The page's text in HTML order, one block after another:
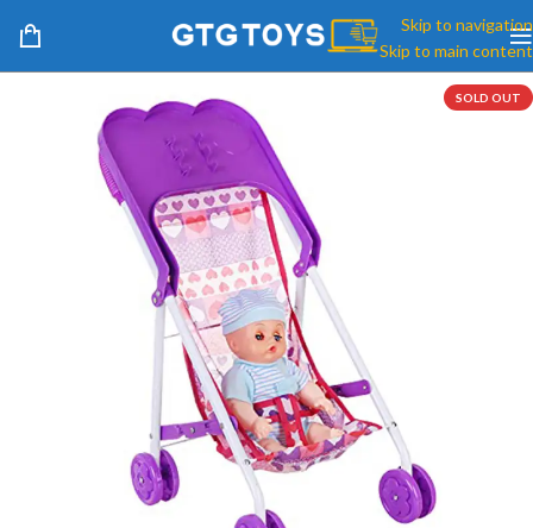
Skip to navigation
Skip to main content
SOLD OUT